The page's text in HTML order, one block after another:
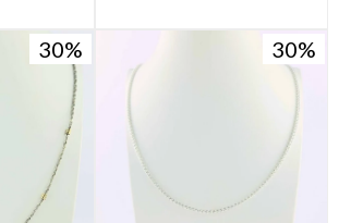
30 30